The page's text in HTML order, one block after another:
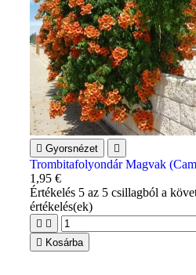
 Gyorsnézet 
Trombitafolyondár Magvak
1,95 €
Értékelés 5 az 5 csillagból a
értékelés(ek)
 
 Kosárba